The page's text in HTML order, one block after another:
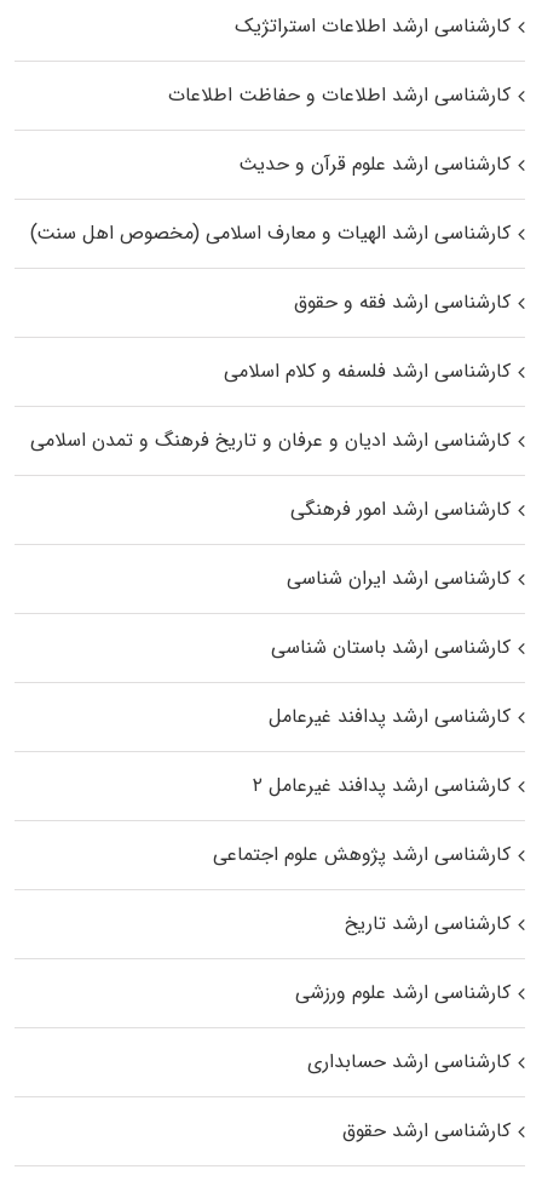
کارشناسی ارشد اطلاعات استراتژیک
کارشناسی ارشد اطلاعات و حفاظت اطلاعات
کارشناسی ارشد علوم قرآن و حدیث
کارشناسی ارشد الهیات و معارف اسلامی (مخصوص اهل سنت)
کارشناسی ارشد فقه و حقوق
کارشناسی ارشد فلسفه و کلام اسلامی
کارشناسی ارشد ادیان و عرفان و تاریخ فرهنگ و تمدن اسلامی
کارشناسی ارشد امور فرهنگی
کارشناسی ارشد ایران شناسی
کارشناسی ارشد باستان شناسی
کارشناسی ارشد پدافند غیرعامل
کارشناسی ارشد پدافند غیرعامل ۲
کارشناسی ارشد پژوهش علوم اجتماعی
کارشناسی ارشد تاریخ
کارشناسی ارشد علوم ورزشی
کارشناسی ارشد حسابداری
کارشناسی ارشد حقوق